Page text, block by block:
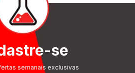
se
semanais exclusivas